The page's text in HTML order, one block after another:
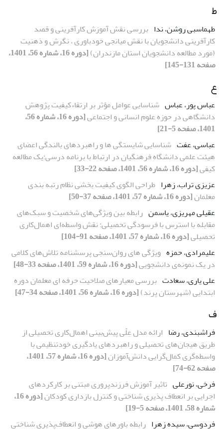
ط
طهماسبی روشن، ندا بررسی نقش آموزش کارآفرینی و قصد
کارآفرینی دانشجویان با نقش میانجی خودباوری ، نگرش و ذهنیت
(مورد مطالعه دانشجویان استان مازندران)
[دوره 16، شماره 56، 1401،
صفحه 131-145]
ع
عباس پور، عباس شناسایی عوامل مؤثر بر ارتقاءکیفیت پژوهش
دانشگاهی در حوزه علوم انسانی و اجتماعی
[دوره 16، شماره 56،
1401، صفحه 5-21]
عباسی، عفت شناسایی شایستگی ها و راهبردهای بالندگی اعضای
هیئت علمی دانشگاه فرهنگیان در ارتباط با برنامه درسی:یک مطالعه
کیفی[دوره 16، شماره 56، 1401، صفحه 22-33]
عزیزی تراب، زهرا طراحی الگوی کیفیت بخشی نظام رتبه بندی
معلمان[دوره 16، شماره 57، 1401، صفحه 37-50]
عقیلی مهریزی، یاسمن رابطه بین ویژگی‌های شخصیت و سبک‌های
مقابله با استرس با فرسودگی تحصیلی: نقش واسطه‌ای اهمال‌کاری
تحصیلی[دوره 16، شماره 57، 1401، صفحه 91-104]
علیمرادی، حمزه ویژگی های روان‌سنجی پرسشنامه تلاش‌های کلامی
در یک نمونه‌ی دانشجویی[دوره 16، شماره 59، 1401، صفحه 33-48]
علی یاری، سعادت بررسی معیارهای صلاحیت حرفه ای معلمان دوره
ابتدایی (شهرستان پرند)[دوره 16، شماره 56، 1401، صفحه 34-47]
ف
فراشبندی، رضا ارائه مدل عِلّى پیش‌بینی اهمال‌کاری تحصیلی از
طریق هیجان‌های تحصیلی و راهبردهای یادگیری خودتنظیمی با
واسطه‌گری کمال‌گرایی دانش‌آموزان
[دوره 16، شماره 57، 1401،
صفحه 62-74]
فرخی، نورعلی تاثیر آموزش فرزندپروری مبتنی بر کارکردهای
اجرایی بر انعطاف پذیری شناختی و کنترل بازداری کودکان
[دوره 16،
شماره 58، 1401، صفحه 5-19]
فردوسی، سیده زهرا رابطه باورهای هوشی و انعطاف‌پذیری شناختی